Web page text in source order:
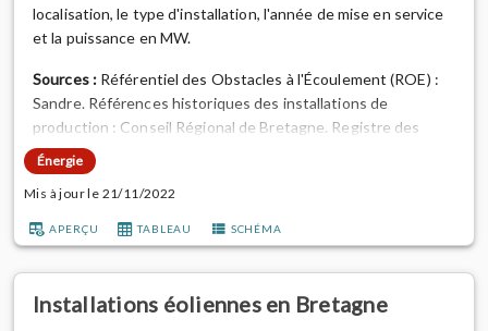
localisation, le type d'installation, l'année de mise en service
et la puissance en MW.
Sources :Référentiel des Obstacles à l'Écoulement (ROE) :
Sandre. Références historiques des installations de
production : Conseil Régional de Bretagne. Registre des
installations de production électrique : Enedis, RTE.
Données de puissances : DREAL Bretagne.
à partir des données du Registre des installations
Énergie
Mis à jour le 21/11/2022
APERÇU TABLEAU SCHÉMA
Installations éoliennes en Bretagne